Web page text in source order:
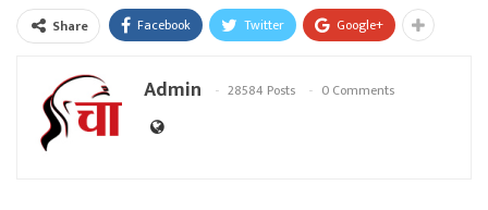
Share Facebook Twitter Google+
Admin 28584 Posts 0 Comments